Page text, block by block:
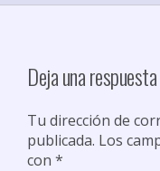
Deja una respuesta
Tu dirección de
publicada. Los
con *